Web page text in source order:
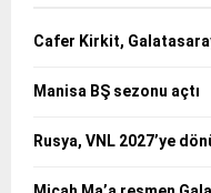
Cafer Kirkit,
Manisa BŞ sezonu açtı
Rusya, VNL 2027’ye